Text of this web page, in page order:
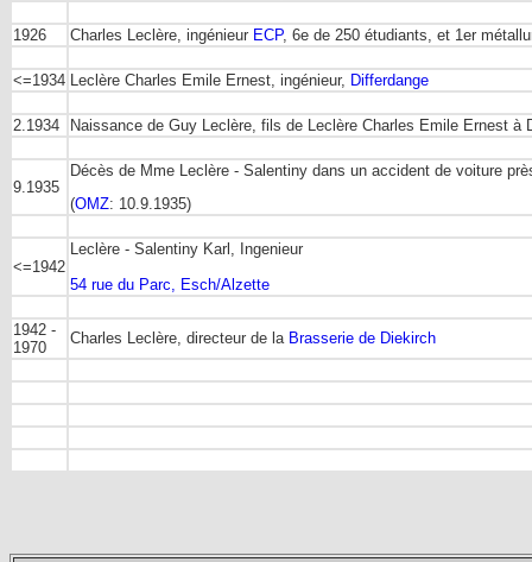
1926 Charles Leclère, ingénieur ECP, 6e de 250 étudiants, et 1er
<=1934 Leclère Charles Emile Ernest, ingénieur, Differdange
2.1934 Naissance de Guy Leclère, fils de Leclère Charles Emile Ernest à
9.1935
Décès de Mme Leclère - Salentiny dans un accident de voiture
(OMZ: 10.9.1935)
<=1942
Leclère - Salentiny Karl, Ingenieur
54 rue du Parc, Esch/Alzette
1942 -
1970
Charles Leclère, directeur de la Brasserie de Diekirch